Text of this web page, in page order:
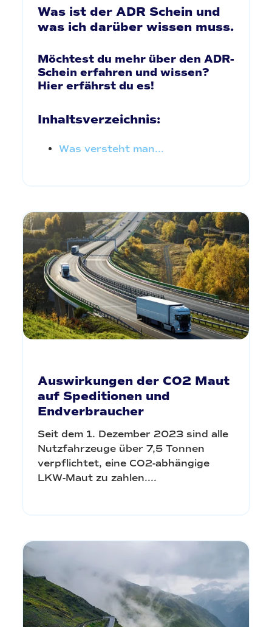
Was ist der ADR Schein und
was ich darüber wissen muss.
Möchtest du mehr über den ADR-
Schein erfahren und wissen?
Hier erfährst du es!
Inhaltsverzeichnis:
Was versteht man...
Auswirkungen der CO2 Maut
auf Speditionen und
Endverbraucher
Seit dem 1. Dezember 2023 sind alle
Nutzfahrzeuge über 7,5 Tonnen
verpflichtet, eine CO2-abhängige
LKW-Maut zu zahlen....